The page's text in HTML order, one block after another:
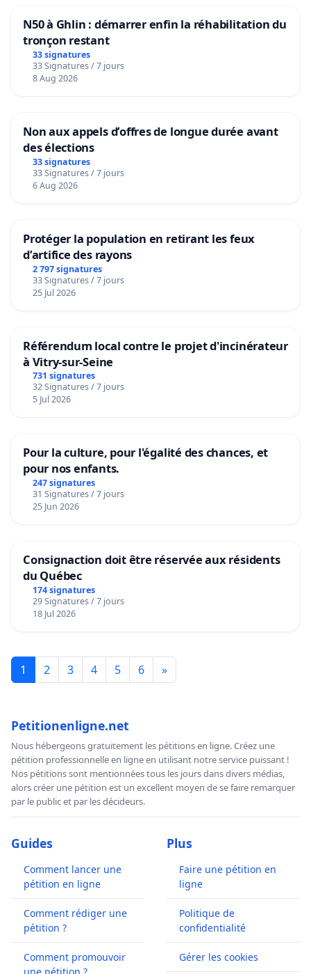
N50 à Ghlin : démarrer enfin la réhabilitation du
tronçon restant
33 signatures
33 Signatures / 7 jours
8 Aug 2026
Non aux appels d’offres de longue durée avant
des élections
33 signatures
33 Signatures / 7 jours
6 Aug 2026
Protéger la population en retirant les feux
d’artifice des rayons
2 797 signatures
33 Signatures / 7 jours
25 Jul 2026
Référendum local contre le projet d'incinérateur
à Vitry-sur-Seine
731 signatures
32 Signatures / 7 jours
5 Jul 2026
Pour la culture, pour l'égalité des chances, et
pour nos enfants.
247 signatures
31 Signatures / 7 jours
25 Jun 2026
Consignaction doit être réservée aux résidents
du Québec
174 signatures
29 Signatures / 7 jours
18 Jul 2026
1 2 3 4 5 6 »
Petitionenligne.net
Nous hébergeons gratuitement les pétitions en ligne. Créez une
pétition professionnelle en ligne en utilisant notre service puissant !
Nos pétitions sont mentionnées tous les jours dans divers médias,
alors créer une pétition est un excellent moyen de se faire remarquer
par le public et par les décideurs.
Guides
Comment lancer une
pétition en ligne
Comment rédiger une
pétition ?
Comment promouvoir
Plus
Faire une pétition en
ligne
Politique de
confidentialité
Gérer les cookies